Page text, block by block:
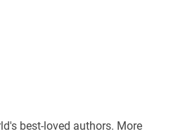
best-loved authors. More